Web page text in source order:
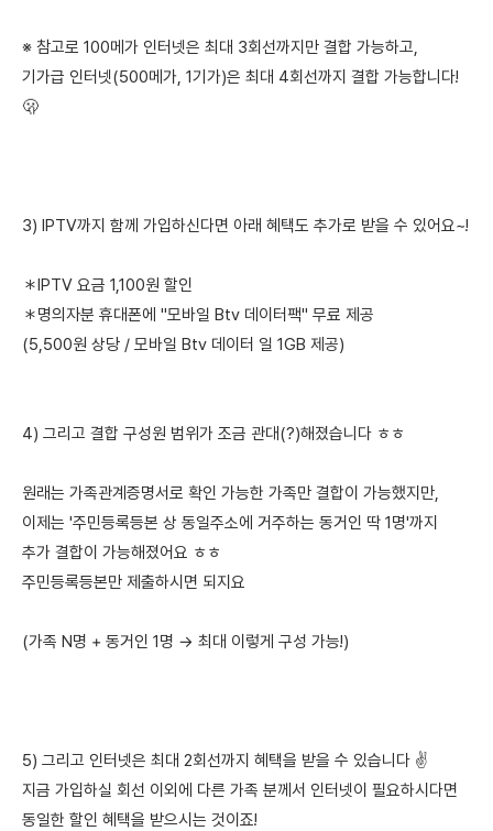
※ 참고로 100메가 인터넷은 최대 3회선까지만 결합 가능하고,
기가급 인터넷(500메가, 1기가)은 최대 4회선까지 결합 가능합니다!
🫢
3) IPTV까지 함께 가입하신다면 아래 혜택도 추가로 받을 수 있어요~!
＊IPTV 요금 1,100원 할인
＊명의자분 휴대폰에 "모바일 Btv 데이터팩" 무료 제공
(5,500원 상당 / 모바일 Btv 데이터 일 1GB 제공)
4) 그리고 결합 구성원 범위가 조금 관대(?)해졌습니다 ㅎㅎ
원래는 가족관계증명서로 확인 가능한 가족만 결합이 가능했지만,
이제는 '주민등록등본 상 동일주소에 거주하는 동거인 딱 1명'까지
추가 결합이 가능해졌어요 ㅎㅎ
주민등록등본만 제출하시면 되지요
(가족 N명 + 동거인 1명 → 최대 이렇게 구성 가능!)
5) 그리고 인터넷은 최대 2회선까지 혜택을 받을 수 있습니다 ✌️
지금 가입하실 회선 이외에 다른 가족 분께서 인터넷이 필요하시다면
동일한 할인 혜택을 받으시는 것이죠!